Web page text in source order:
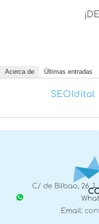
Acerca de Últimas entradas
SEOIdital
C/ de Bilbao, 26,
Email: